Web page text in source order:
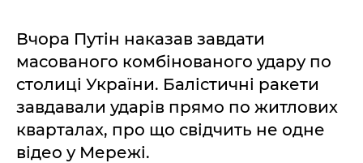
Вчора Путін наказав завдати
масованого комбінованого удару по
столиці України. Балістичні ракети
завдавали ударів прямо по житлових
кварталах, про що свідчить не одне
відео у Мережі.